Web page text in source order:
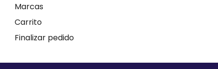
Marcas
Carrito
Finalizar pedido